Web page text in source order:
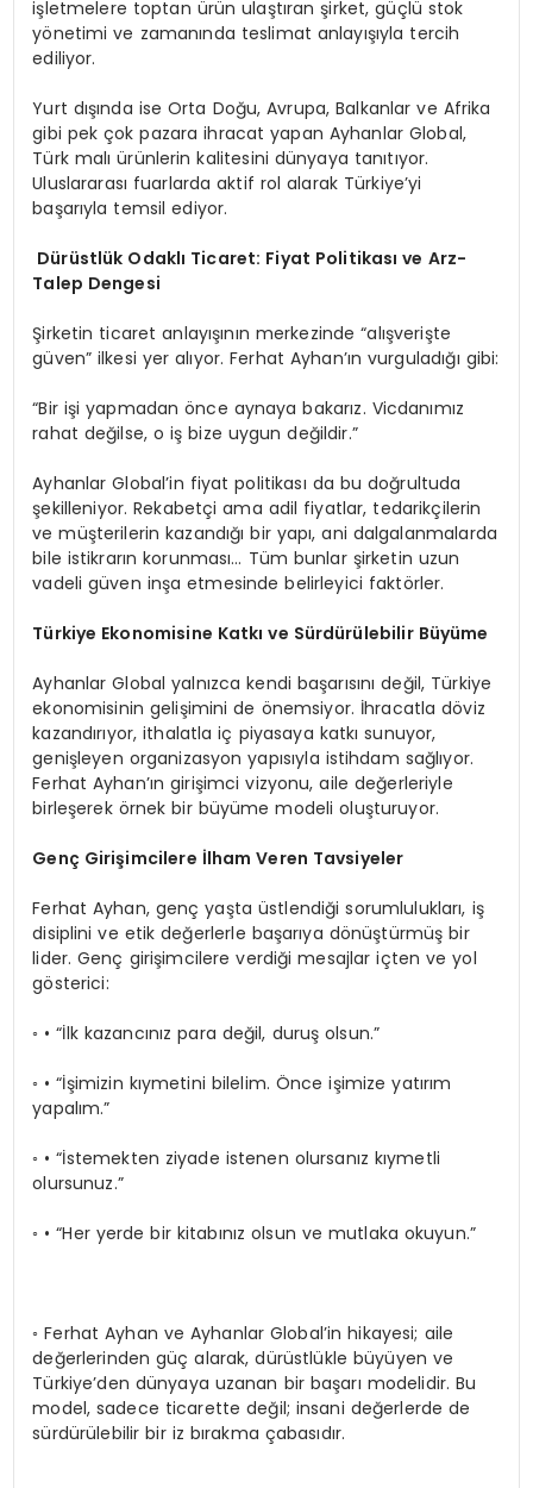
işletmelere toptan ürün ulaştıran şirket, güçlü stok
yönetimi ve zamanında teslimat anlayışıyla tercih
ediliyor.
Yurt dışında ise Orta Doğu, Avrupa, Balkanlar ve Afrika
gibi pek çok pazara ihracat yapan Ayhanlar Global,
Türk malı ürünlerin kalitesini dünyaya tanıtıyor.
Uluslararası fuarlarda aktif rol alarak Türkiye’yi
başarıyla temsil ediyor.
Dürüstlük Odaklı Ticaret: Fiyat Politikası ve Arz-
Talep Dengesi
Şirketin ticaret anlayışının merkezinde “alışverişte
güven” ilkesi yer alıyor. Ferhat Ayhan’ın vurguladığı gibi:
“Bir işi yapmadan önce aynaya bakarız. Vicdanımız
rahat değilse, o iş bize uygun değildir.”
Ayhanlar Global’in fiyat politikası da bu doğrultuda
şekilleniyor. Rekabetçi ama adil fiyatlar, tedarikçilerin
ve müşterilerin kazandığı bir yapı, ani dalgalanmalarda
bile istikrarın korunması… Tüm bunlar şirketin uzun
vadeli güven inşa etmesinde belirleyici faktörler.
Türkiye Ekonomisine Katkı ve Sürdürülebilir Büyüme
Ayhanlar Global yalnızca kendi başarısını değil, Türkiye
ekonomisinin gelişimini de önemsiyor. İhracatla döviz
kazandırıyor, ithalatla iç piyasaya katkı sunuyor,
genişleyen organizasyon yapısıyla istihdam sağlıyor.
Ferhat Ayhan’ın girişimci vizyonu, aile değerleriyle
birleşerek örnek bir büyüme modeli oluşturuyor.
Genç Girişimcilere İlham Veren Tavsiyeler
Ferhat Ayhan, genç yaşta üstlendiği sorumlulukları, iş
disiplini ve etik değerlerle başarıya dönüştürmüş bir
lider. Genç girişimcilere verdiği mesajlar içten ve yol
gösterici:
◦ • “İlk kazancınız para değil, duruş olsun.”
◦ • “İşimizin kıymetini bilelim. Önce işimize yatırım
yapalım.”
◦ • “İstemekten ziyade istenen olursanız kıymetli
olursunuz.”
◦ • “Her yerde bir kitabınız olsun ve mutlaka okuyun.”
◦ Ferhat Ayhan ve Ayhanlar Global’in hikayesi; aile
değerlerinden güç alarak, dürüstlükle büyüyen ve
Türkiye’den dünyaya uzanan bir başarı modelidir. Bu
model, sadece ticarette değil; insani değerlerde de
sürdürülebilir bir iz bırakma çabasıdır.